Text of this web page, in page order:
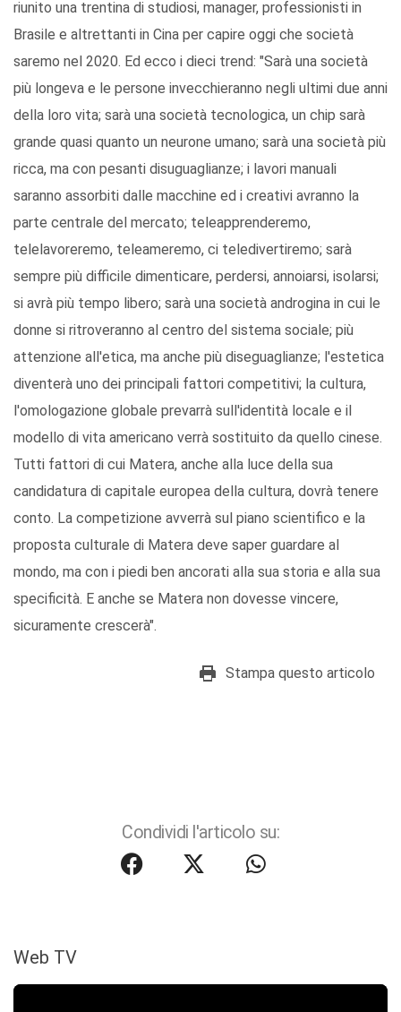
riunito una trentina di studiosi, manager, professionisti in
Brasile e altrettanti in Cina per capire oggi che società
saremo nel 2020. Ed ecco i dieci trend: "Sarà una società
più longeva e le persone invecchieranno negli ultimi due anni
della loro vita; sarà una società tecnologica, un chip sarà
grande quasi quanto un neurone umano; sarà una società più
ricca, ma con pesanti disuguaglianze; i lavori manuali
saranno assorbiti dalle macchine ed i creativi avranno la
parte centrale del mercato; teleapprenderemo,
telelavoreremo, teleameremo, ci teledivertiremo; sarà
sempre più difficile dimenticare, perdersi, annoiarsi, isolarsi;
si avrà più tempo libero; sarà una società androgina in cui le
donne si ritroveranno al centro del sistema sociale; più
attenzione all'etica, ma anche più diseguaglianze; l'estetica
diventerà uno dei principali fattori competitivi; la cultura,
l'omologazione globale prevarrà sull'identità locale e il
modello di vita americano verrà sostituito da quello cinese.
Tutti fattori di cui Matera, anche alla luce della sua
candidatura di capitale europea della cultura, dovrà tenere
conto. La competizione avverrà sul piano scientifico e la
proposta culturale di Matera deve saper guardare al
mondo, ma con i piedi ben ancorati alla sua storia e alla sua
specificità. E anche se Matera non dovesse vincere,
sicuramente crescerà".
Stampa questo articolo
Condividi l'articolo su:
Web TV